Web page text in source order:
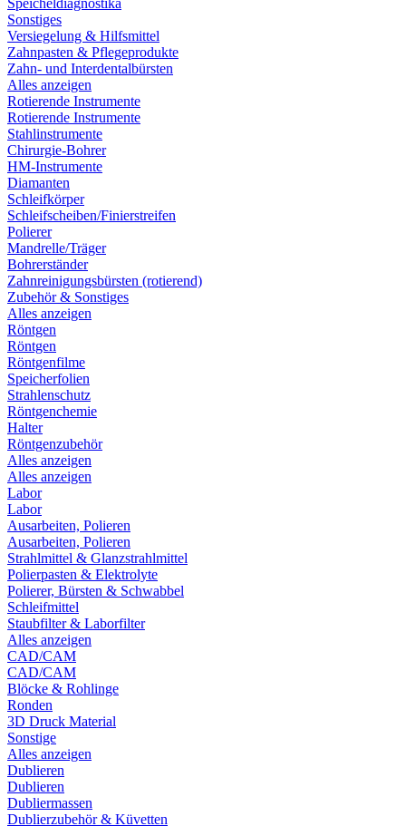
Speicheldiagnostika
Sonstiges
Versiegelung & Hilfsmittel
Zahnpasten & Pflegeprodukte
Zahn- und Interdentalbürsten
Alles anzeigen
Rotierende Instrumente
Rotierende Instrumente
Stahlinstrumente
Chirurgie-Bohrer
HM-Instrumente
Diamanten
Schleifkörper
Schleifscheiben/Finierstreifen
Polierer
Mandrelle/Träger
Bohrerständer
Zahnreinigungsbürsten (rotierend)
Zubehör & Sonstiges
Alles anzeigen
Röntgen
Röntgen
Röntgenfilme
Speicherfolien
Strahlenschutz
Röntgenchemie
Halter
Röntgenzubehör
Alles anzeigen
Alles anzeigen
Labor
Labor
Ausarbeiten, Polieren
Ausarbeiten, Polieren
Strahlmittel & Glanzstrahlmittel
Polierpasten & Elektrolyte
Polierer, Bürsten & Schwabbel
Schleifmittel
Staubfilter & Laborfilter
Alles anzeigen
CAD/CAM
CAD/CAM
Blöcke & Rohlinge
Ronden
3D Druck Material
Sonstige
Alles anzeigen
Dublieren
Dublieren
Dubliermassen
Dublierzubehör & Küvetten